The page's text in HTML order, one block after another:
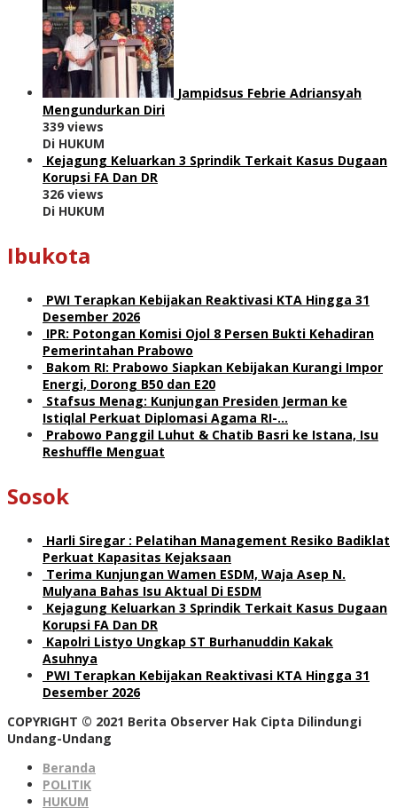
Jampidsus Febrie Adriansyah
Mengundurkan Diri
339 views
Di HUKUM
Kejagung Keluarkan 3 Sprindik Terkait Kasus Dugaan
Korupsi FA Dan DR
326 views
Di HUKUM
Ibukota
PWI Terapkan Kebijakan Reaktivasi KTA Hingga 31
Desember 2026
IPR: Potongan Komisi Ojol 8 Persen Bukti Kehadiran
Pemerintahan Prabowo
Bakom RI: Prabowo Siapkan Kebijakan Kurangi Impor
Energi, Dorong B50 dan E20
Stafsus Menag: Kunjungan Presiden Jerman ke
Istiqlal Perkuat Diplomasi Agama RI-…
Prabowo Panggil Luhut & Chatib Basri ke Istana, Isu
Reshuffle Menguat
Sosok
Harli Siregar : Pelatihan Management Resiko Badiklat
Perkuat Kapasitas Kejaksaan
Terima Kunjungan Wamen ESDM, Waja Asep N.
Mulyana Bahas Isu Aktual Di ESDM
Kejagung Keluarkan 3 Sprindik Terkait Kasus Dugaan
Korupsi FA Dan DR
Kapolri Listyo Ungkap ST Burhanuddin Kakak
Asuhnya
PWI Terapkan Kebijakan Reaktivasi KTA Hingga 31
Desember 2026
COPYRIGHT © 2021 Berita Observer Hak Cipta Dilindungi
Undang-Undang
Beranda
POLITIK
HUKUM